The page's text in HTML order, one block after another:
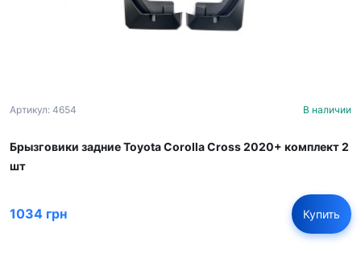
Артикул: 4654 В наличии
Брызговики задние Toyota Corolla Cross 2020+ комплект 2
шт
1034 грн Купить